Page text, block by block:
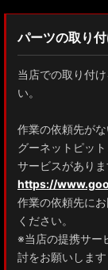
パーツの取り
当店での取り付
い。
作業の依頼先が
グーネットピッ
サービスがありま
https://
作業の依頼先に
ください。
※当店の提携サー
討をお願いします